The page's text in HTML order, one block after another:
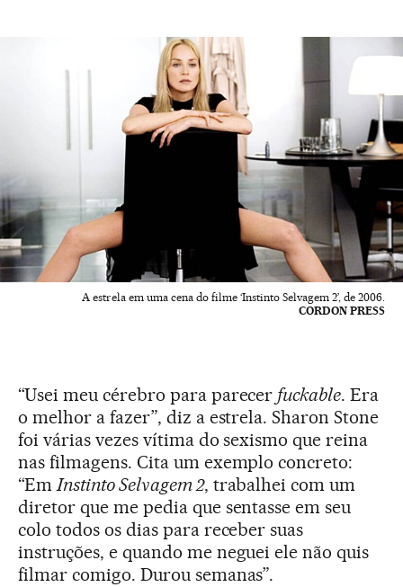
A estrela em uma cena do filme ‘Instinto Selvagem 2’, de 2006.
CORDON PRESS
“Usei meu cérebro para parecer fuckable. Era
o melhor a fazer”, diz a estrela. Sharon Stone
foi várias vezes vítima do sexismo que reina
nas filmagens. Cita um exemplo concreto:
“EmInstinto Selvagem 2, trabalhei com um
diretor que me pedia que sentasse em seu
colo todos os dias para receber suas
instruções, e quando me neguei ele não quis
filmar comigo. Durou semanas”.